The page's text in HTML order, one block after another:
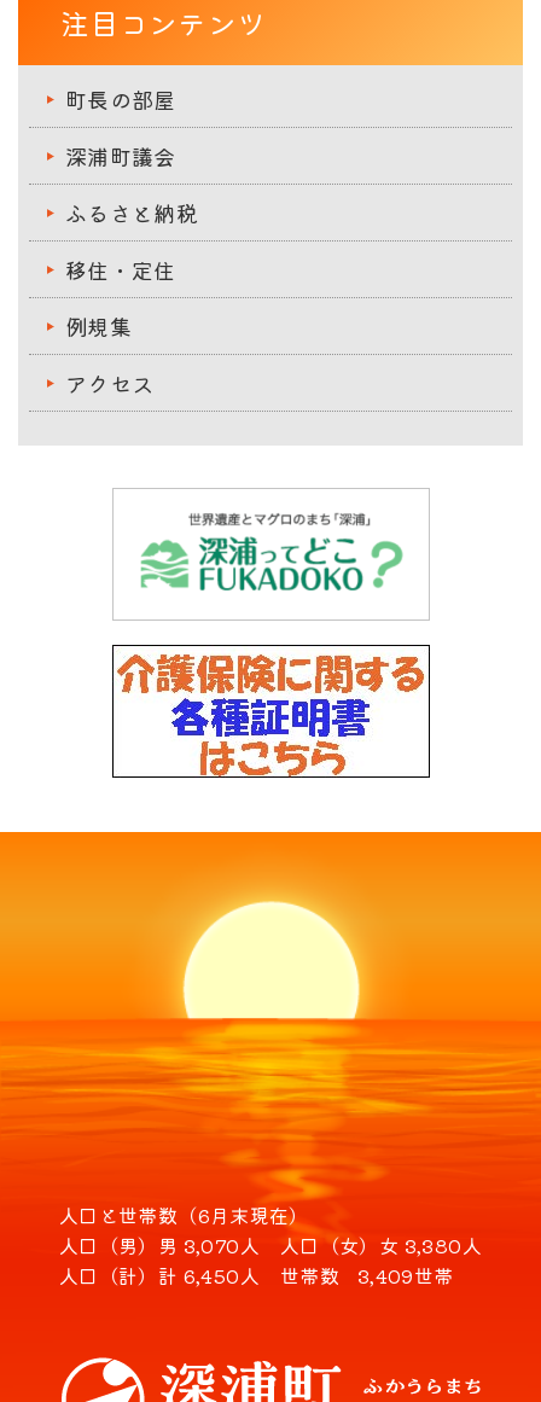
注目コンテンツ
町長の部屋
深浦町議会
ふるさと納税
移住・定住
例規集
アクセス
人口と世帯数（6月末現在）
人口（男） 男 3,070人 人口（女） 女 3,380人
人口（計） 計 6,450人 世帯数 3,409世帯